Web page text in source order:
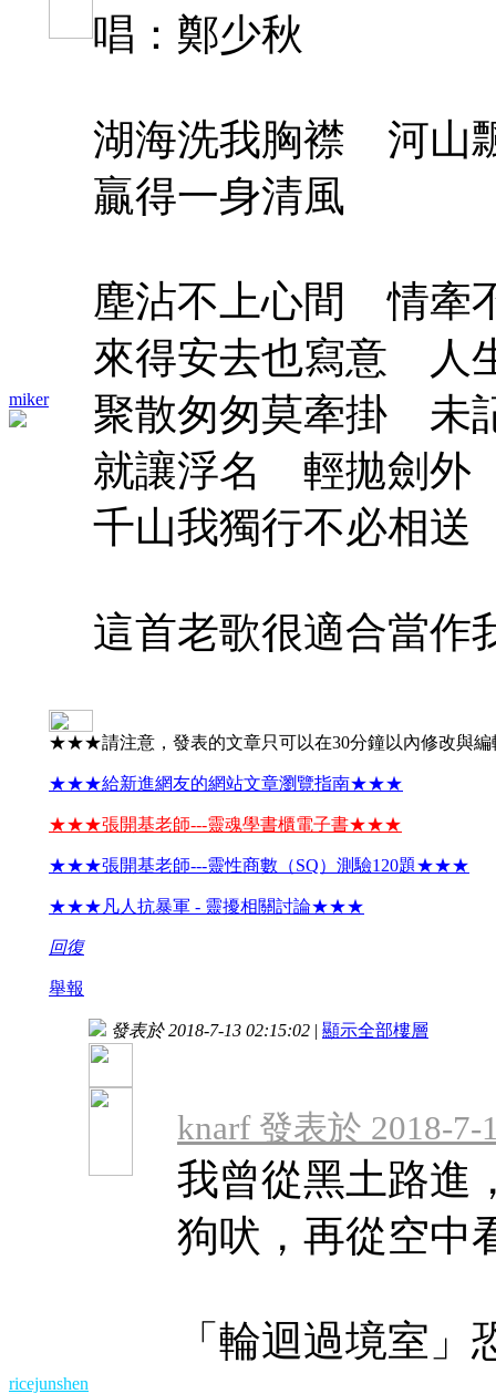
miker
唱：鄭少秋
湖海洗我胸襟 河山
贏得一身清風
塵沾不上心間 情牽
來得安去也寫意 人
聚散匆匆莫牽掛 未
就讓浮名 輕拋劍外
千山我獨行不必相
這首老歌很適合當作
★★★請注意，發表的文章只可以在30分鐘以內修改與
★★★給新進網友的網站文章瀏覽指南★★★
★★★張開基老師---靈魂學書櫃電子書★★★
★★★張開基老師---靈性商數（SQ）測驗120題★★★
★★★凡人抗暴軍 - 靈擾相關討論★★★
回復
舉報
ricejunshen
發表於 2018-7-13 02:15:02 | 顯示全部樓層
knarf 發表於 2018-7-
我曾從黑土路進
狗吠，再從空中
「輪迴過境室」